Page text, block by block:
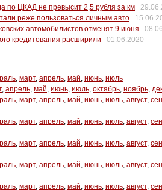
по ЦКАД не превысит 2,5 рубля за км
реже пользоваться личным авто
автомобилистов отменят 9 июня
кредитования расширили
01.06.2020
, март, апрель, май, июнь, июль
, апрель, май, июнь, июль, октябрь, ноябрь,
, март, апрель, май, июнь, июль, август,
, март, апрель, май, июнь, июль, август,
, март, апрель, май, июнь, июль, август,
, март, апрель, май, июнь, июль, август,
, март, апрель, май, июнь, июль, август,